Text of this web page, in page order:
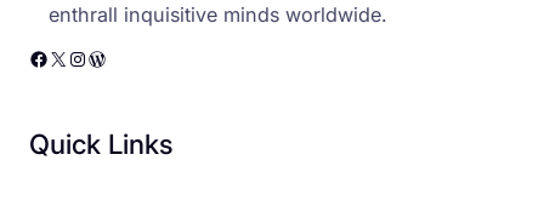
enthrall inquisitive minds worldwide.
Facebook X Instagram WordPress
Quick Links